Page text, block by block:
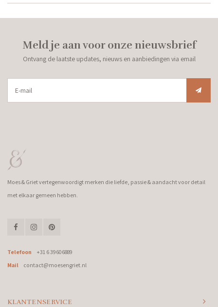
Meld je aan voor onze nieuwsbrief
Ontvang de laatste updates, nieuws en aanbiedingen via email
Moes & Griet vertegenwoordigt merken die liefde, passie & aandacht voor detail
met elkaar gemeen hebben.
Telefoon
+31 6 39606889
Mail
contact@moesengriet.nl
KLANTENSERVICE